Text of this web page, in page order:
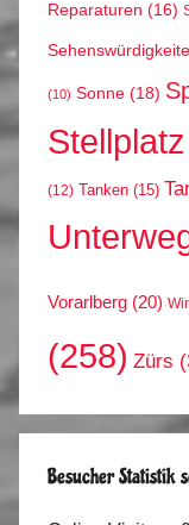
Reparaturen (16)
(10) Sonne (18)
Stellplatz
(12) Tanken (15)
Vorarlberg (20)
(258) Zürs
Besucher Statistik